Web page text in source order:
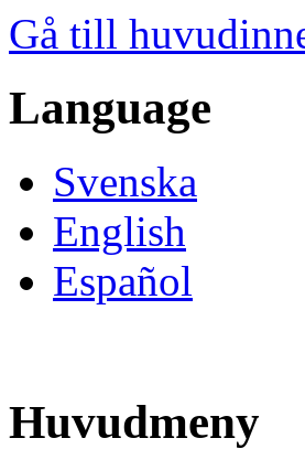
Gå till
Language
Svenska
English
Español
Huvudmeny